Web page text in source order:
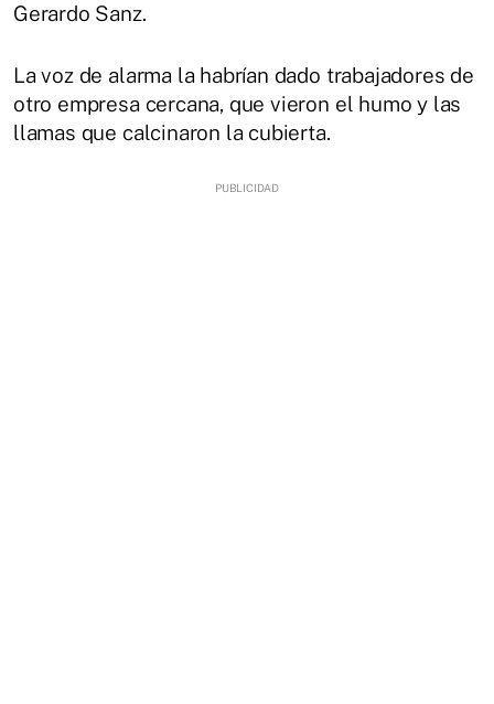
Gerardo Sanz.
La voz de alarma la habrían dado trabajadores de
otro empresa cercana, que vieron el humo y las
llamas que calcinaron la cubierta.